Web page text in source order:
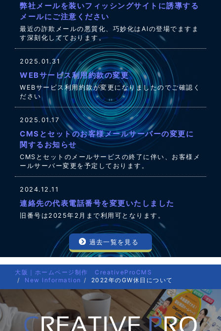
弊社メールを装いフィッシングサイトに誘導する
メールにご注意ください
最近の詐欺メールの悪質化、巧妙化はAIの登場でますま
す深刻化してております。
2025.01.31
WEBサービス利用約款の変更
WEBサービス利用約款が変更になりましたのでご確認く
ださい
2025.01.17
CMSとセットのお客様メールサーバーの変更に
関するお知らせ
CMSとセットのメールサービスの終了に伴い、お客様メ
ールサーバー変更を予定しております。
2024.12.11
連絡先の代表電話番号を変更いたしました
旧番号は2025年2月まで利用可となります。
過去一覧を見る
大阪｜ホームページ制作 CreativeProCMS
New Information
2022年のGW休日について